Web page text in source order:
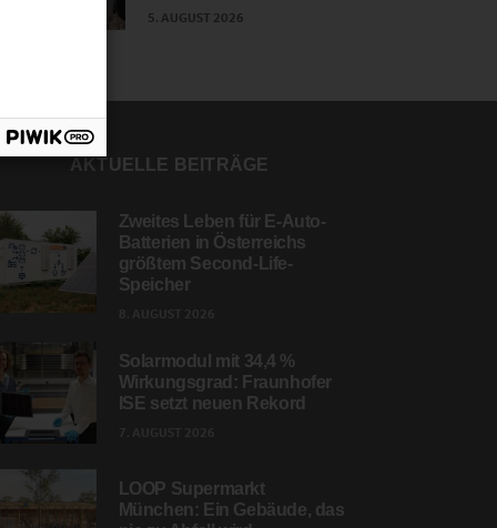
5. AUGUST 2026
AKTUELLE BEITRÄGE
Zweites Leben für E-Auto-
Batterien in Österreichs
größtem Second-Life-
Speicher
Solarmodul mit 34,4 %
Wirkungsgrad: Fraunhofer
ISE setzt neuen Rekord
LOOP Supermarkt
München: Ein Gebäude, das